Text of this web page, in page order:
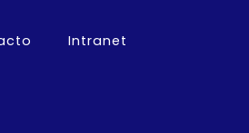
Intranet